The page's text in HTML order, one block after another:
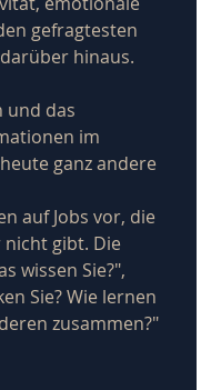
gefragtesten
hinaus.
und das
im
ganz andere
auf Jobs vor, die
nicht gibt. Die
wissen Sie?",
Sie? Wie lernen
zusammen?"